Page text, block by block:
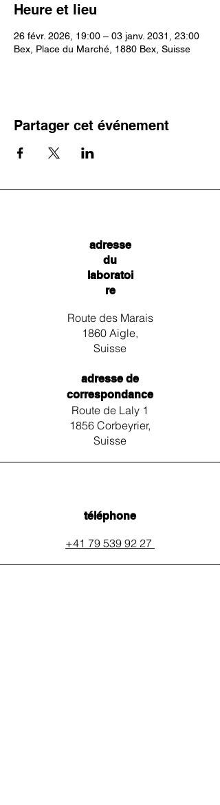
Heure et lieu
26 févr. 2026, 19:00 – 03 janv. 2031, 23:00
Bex, Place du Marché, 1880 Bex, Suisse
Partager cet événement
adresse
du
laboratoi
re
Route des Marais
1860 Aigle,
Suisse
adresse de
correspondance
Route de Laly 1
1856 Corbeyrier,
Suisse
téléphone
+41 79 539 92 27